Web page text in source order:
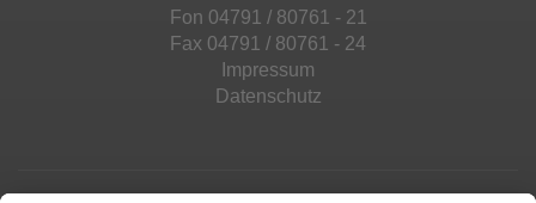
Fon 04791 / 80761 - 21
Fax 04791 / 80761 - 24
Impressum
Datenschutz